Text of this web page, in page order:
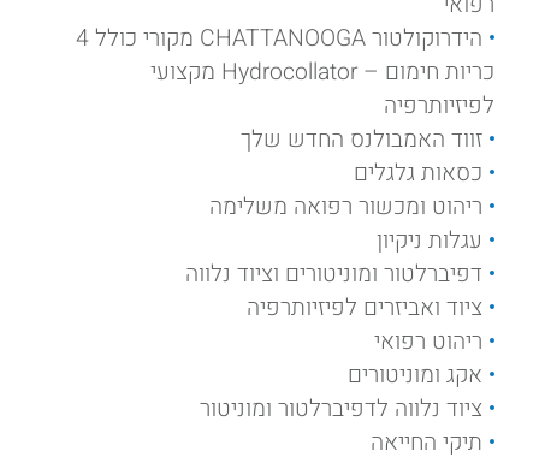
הידרוקולטור CHATTANOOGA מקורי כולל 4
כריות חימום – Hydrocollator מקצועי
לפיזיותרפיה
זווד האמבולנס החדש שלך
כסאות גלגלים
ריהוט ומכשור רפואה משלימה
עגלות ניקיון
דפיברלטור ומוניטורים וציוד נלווה
ציוד ואביזרים לפיזיותרפיה
ריהוט רפואי
אקג ומוניטורים
ציוד נלווה לדפיברלטור ומוניטור
תיקי החייאה